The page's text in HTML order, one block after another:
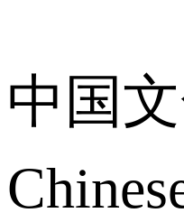
中国